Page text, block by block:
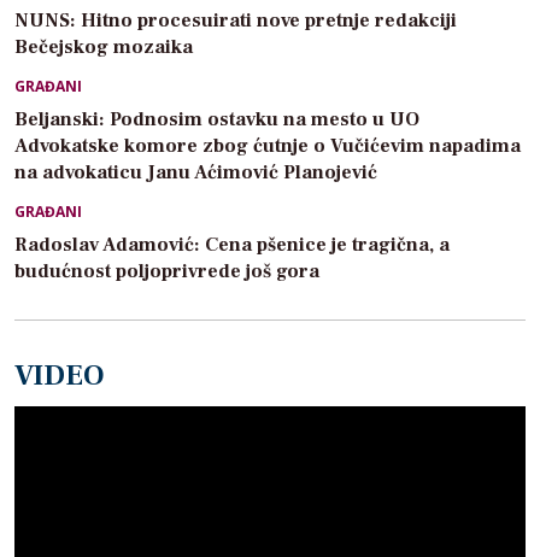
NUNS: Hitno procesuirati nove pretnje redakciji
Bečejskog mozaika
GRAĐANI
Beljanski: Podnosim ostavku na mesto u UO
Advokatske komore zbog ćutnje o Vučićevim napadima
na advokaticu Janu Aćimović Planojević
GRAĐANI
Radoslav Adamović: Cena pšenice je tragična, a
budućnost poljoprivrede još gora
VIDEO